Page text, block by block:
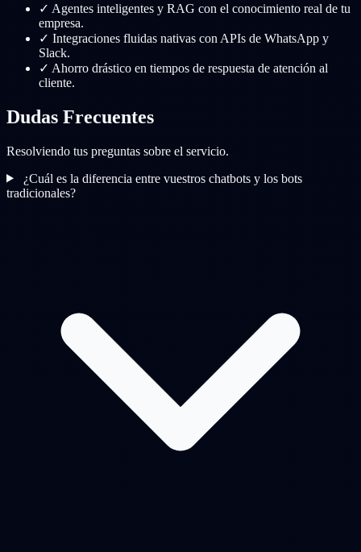
✓ Agentes inteligentes y RAG con el conocimiento real de tu
empresa.
✓ Integraciones fluidas nativas con APIs de WhatsApp y
Slack.
✓ Ahorro drástico en tiempos de respuesta de atención al
cliente.
Dudas Frecuentes
Resolviendo tus preguntas sobre el servicio.
¿Cuál es la diferencia entre vuestros chatbots y los bots
tradicionales?